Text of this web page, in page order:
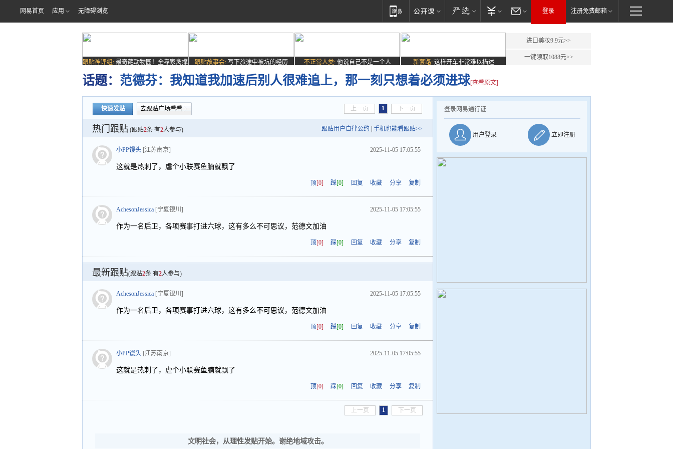
网易首页 应用 无障碍浏览 登录 注册免费邮箱
跟贴神评组: 最奇葩动物园！全靠家禽撑
场子
跟贴故事会: 写下旅途中被坑的经历 不正常人类: 他说自己不是一个人 新套路: 这样开车非常难以描述
进口美妆9.9元>>
一键领取1088元>>
话题： 范德芬：我知道我加速后别人很难追上，那一刻只想着必须进球[查看原文]
快速发贴 去跟贴广场看看 上一页 1 下一页
热门跟贴 (跟贴2条 有2人参与) 跟贴用户自律公约 手机也能看跟贴>>
小PP馒头 [江苏南京] 2025-11-05 17:05:55
这就是热刺了，虐个小联赛鱼腩就飘了
顶[0] 踩[0] 回复 收藏 分享 复制
AchesonJessica [宁夏银川] 2025-11-05 17:05:55
作为一名后卫，各项赛事打进六球，这有多么不可思议，范德文加油
顶[0] 踩[0] 回复 收藏 分享 复制
最新跟贴(跟贴2条 有2人参与)
AchesonJessica [宁夏银川] 2025-11-05 17:05:55
作为一名后卫，各项赛事打进六球，这有多么不可思议，范德文加油
顶[0] 踩[0] 回复 收藏 分享 复制
小PP馒头 [江苏南京] 2025-11-05 17:05:55
这就是热刺了，虐个小联赛鱼腩就飘了
顶[0] 踩[0] 回复 收藏 分享 复制
上一页 1 下一页
文明社会，从理性发贴开始。谢绝地域攻击。
登录网易通行证
用户登录 立即注册